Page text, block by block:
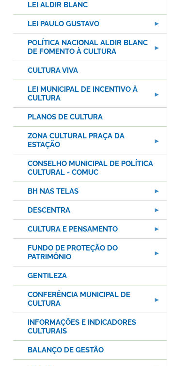
LEI ALDIR BLANC
LEI PAULO GUSTAVO
POLÍTICA NACIONAL ALDIR BLANC
DE FOMENTO À CULTURA
CULTURA VIVA
LEI MUNICIPAL DE INCENTIVO À
CULTURA
PLANOS DE CULTURA
ZONA CULTURAL PRAÇA DA
ESTAÇÃO
CONSELHO MUNICIPAL DE POLÍTICA
CULTURAL - COMUC
BH NAS TELAS
DESCENTRA
CULTURA E PENSAMENTO
FUNDO DE PROTEÇÃO DO
PATRIMÔNIO
GENTILEZA
CONFERÊNCIA MUNICIPAL DE
CULTURA
INFORMAÇÕES E INDICADORES
CULTURAIS
BALANÇO DE GESTÃO